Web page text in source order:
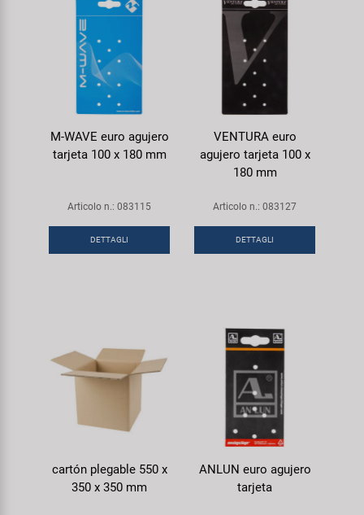
M-WAVE euro agujero
tarjeta 100 x 180 mm
Articolo n.: 083115
DETTAGLI
VENTURA euro
agujero tarjeta 100 x
180 mm
Articolo n.: 083127
DETTAGLI
cartón plegable 550 x
350 x 350 mm
ANLUN euro agujero
tarjeta